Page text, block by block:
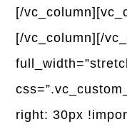
[/
[/vc_column][/
right: 30px